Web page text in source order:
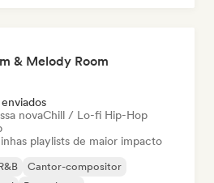
& Melody Room
novaChill / Lo-fi Hip-Hop
playlists de maior impacto
Cantor-compositor